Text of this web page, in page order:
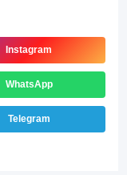
Instagram
WhatsApp
Telegram